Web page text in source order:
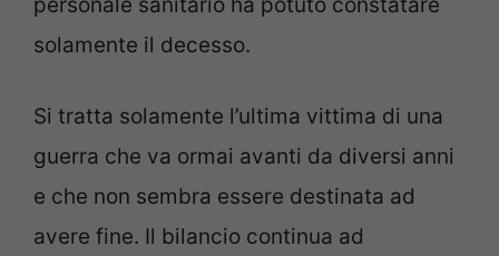
solamente il decesso.
Si tratta solamente l’ultima vittima di una
guerra che va ormai avanti da diversi anni
e che non sembra essere destinata ad
avere fine. Il bilancio continua ad